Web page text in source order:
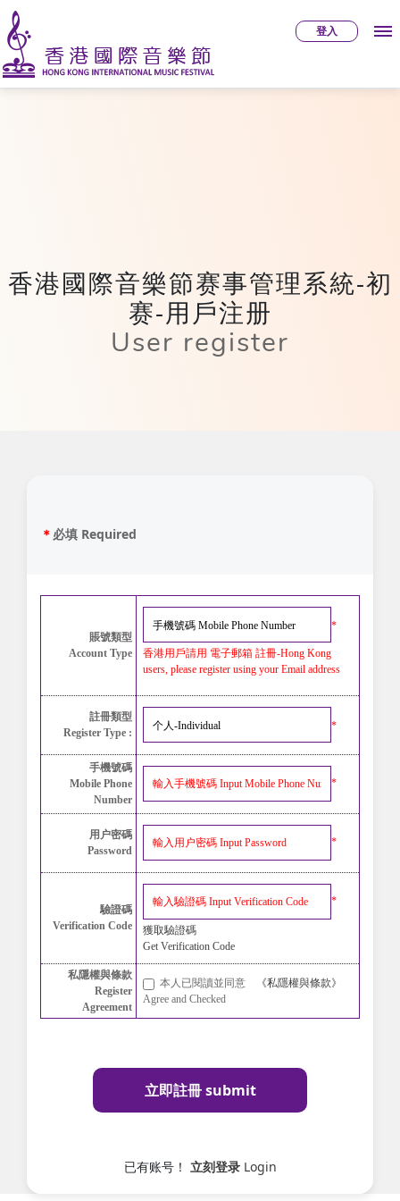
登入
香港國際音樂節赛事管理系統-初
赛-用戶注册
User register
＊ 必填 Required
賬號類型
Account Type
*
香港用戶請用 電子郵箱 註冊-Hong Kong
users, please register using your Email address
註冊類型
Register Type :
*
手機號碼
Mobile Phone
Number
*
用户密碼
Password
*
驗證碼
Verification Code
*
獲取驗證碼
Get Verification Code
私隱權與條款
Register
Agreement
本人已閱讀並同意
《私隱權與條款》
Agree and Checked
立即註冊 submit
已有账号！ 立刻登录 Login